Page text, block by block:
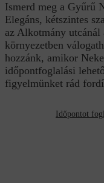
Ismerd meg a Gyűrű
Elegáns, kétszintes
az Alkotmány
környezetben
hozzánk, amikor
időpontfoglalási
figyelmünket rád
Időpontot